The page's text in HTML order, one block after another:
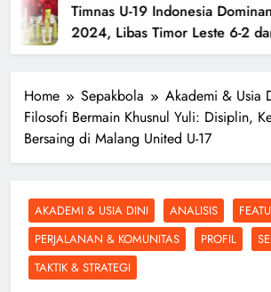
Timnas U-19 Indonesia Dominan
2024, Libas Timor Leste 6-2 dan
Semifinal
Home Sepakbola
Akademi & Usia
Filosofi Bermain Khusnul Yuli: Disiplin,
Bersaing di Malang United U-17
AKADEMI & USIA DINI ANALISIS
PERJALANAN & KOMUNITAS
PROFIL
TAKTIK & STRATEGI